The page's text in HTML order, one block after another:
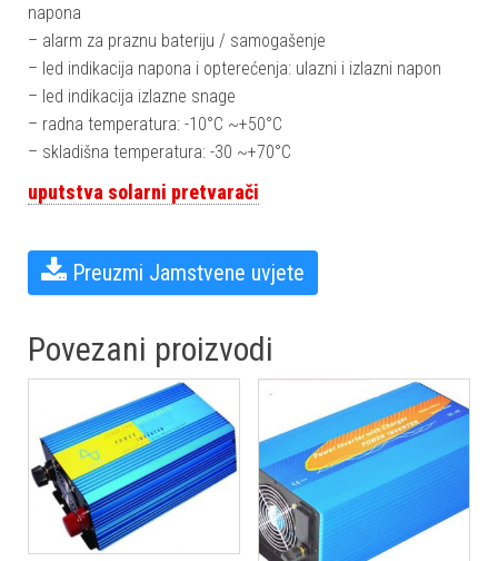
napona
– alarm za praznu bateriju / samogašenje
– led indikacija napona i opterećenja: ulazni i izlazni napon
– led indikacija izlazne snage
– radna temperatura: -10°C ~+50°C
– skladišna temperatura: -30 ~+70°C
uputstva solarni pretvarači
Preuzmi Jamstvene uvjeteㅤ
Povezani proizvodi